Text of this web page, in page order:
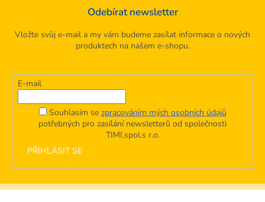
Odebírat newsletter
Vložte svůj e-mail a my vám budeme zasílat informace o nových
produktech na našem e-shopu.
E-mail
Souhlasím se zpracováním mých osobních údajů
potřebných pro zasílání newsletterů od společnosti
TIMI,spol.s r.o.
PŘIHLÁSIT SE
Z